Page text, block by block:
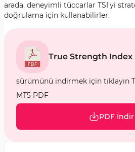
arada, deneyimli tüccarlar TSI'yi
doğrulama için kullanabilirler.
True Strength Index
sürümünü indirmek için tıklayın
MT5 PDF
PDF İndir